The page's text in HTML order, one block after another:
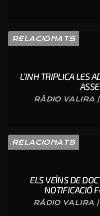
RELACIONATS
L’INH TRIPLICA LES
RÀDIO VALIRA
RELACIONATS
ELS VEÏNS DE
NOTIFICACIÓ
RÀDIO VALIRA